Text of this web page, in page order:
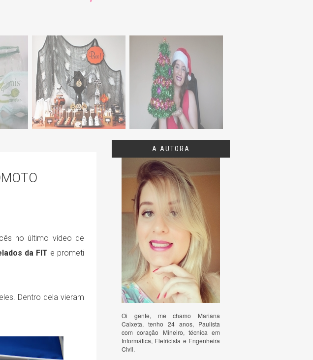
no último vídeo de
da FIT e prometi
Dentro dela vieram
A AUTORA
Oi gente, me chamo Mariana
Caixeta, tenho 24 anos, Paulista
com coração Mineiro, técnica em
Informática, Eletricista e Engenheira
Civil.